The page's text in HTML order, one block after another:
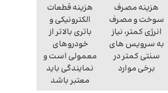
هزینه مصرف
سوخت و مصرف
انرژی کمتر، نیاز
به سرویس های
سنتی کمتر در
برخی موارد
هزینه قطعات
الکترونیکی و
باتری بالاتر از
خودروهای
معمولی است و
نمایندگی باید
معتبر باشد